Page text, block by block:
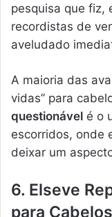
pesquisa que fiz,
recordistas de
aveludado
A maioria das
vidas” para
questionável é o
escorridos, onde
deixar um
6. Elseve
para